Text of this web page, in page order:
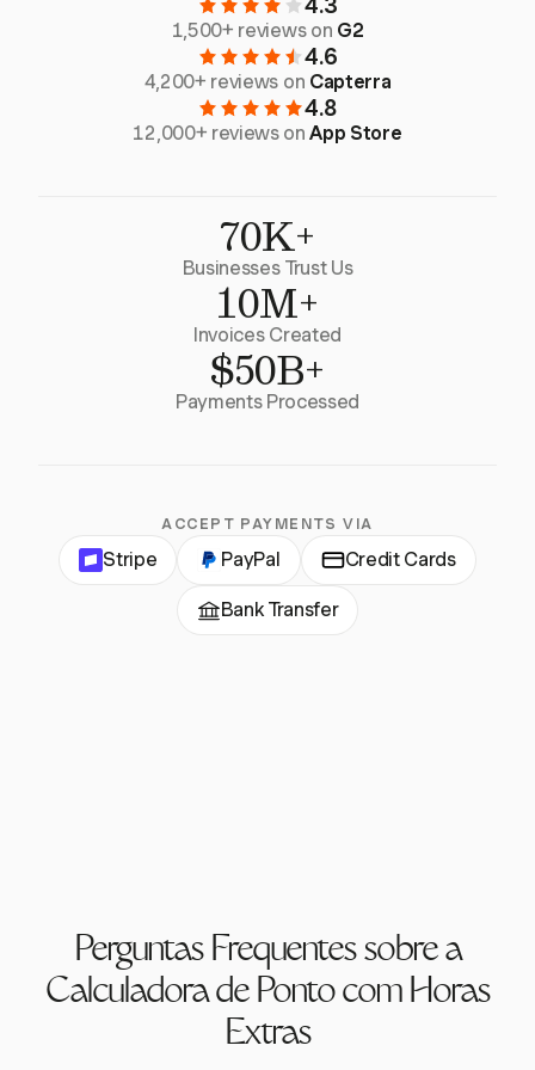
4.3
1,500+ reviews on G2
4.6
4,200+ reviews on Capterra
4.8
12,000+ reviews onApp Store
70K+
Businesses Trust Us
10M+
Invoices Created
$50B+
Payments Processed
ACCEPT PAYMENTS VIA
Stripe PayPal Credit Cards
Bank Transfer
Perguntas Frequentes sobre a
Calculadora de Ponto com Horas
Extras